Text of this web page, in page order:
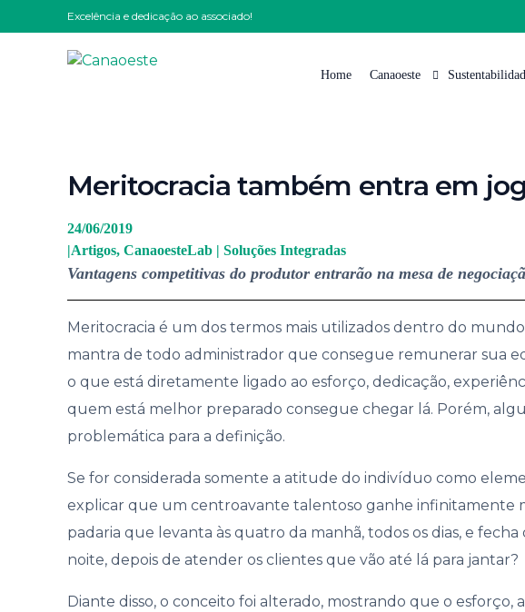
Excelência e dedicação ao associado!
Home Canaoeste
Nossa Equipe
Solicitações de Patrocínio
Contato e Comunicação
Código de Ética
Governança
Programa
Protocolo
Meritocracia também entra em
24/06/2019
Artigos, CanaoesteLab | Soluções Integradas
Vantagens competitivas do produtor entrarão na mesa de
Meritocracia é um dos termos mais utilizados dentro do
mantra de todo administrador que consegue remunerar sua
o que está diretamente ligado ao esforço, dedicação,
quem está melhor preparado consegue chegar lá. Porém,
problemática para a definição.
Se for considerada somente a atitude do indivíduo como
explicar que um centroavante talentoso ganhe infinitamente
padaria que levanta às quatro da manhã, todos os dias, e
noite, depois de atender os clientes que vão até lá para jantar?
Diante disso, o conceito foi alterado, mostrando que o esforço,